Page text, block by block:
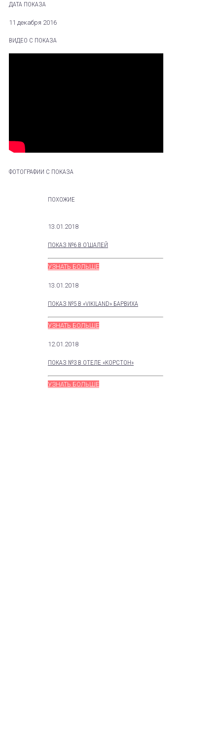
ДАТА ПОКАЗА
11 декабря 2016
ВИДЕО С ПОКАЗА
ФОТОГРАФИИ С ПОКАЗА
ПОХОЖИЕ
13.01.2018
ПОКАЗ №6 В О’ШАЛЕЙ
УЗНАТЬ БОЛЬШЕ
13.01.2018
ПОКАЗ №5 В «VIKILAND» БАРВИХА
УЗНАТЬ БОЛЬШЕ
12.01.2018
ПОКАЗ №3 В ОТЕЛЕ «КОРСТОН»
УЗНАТЬ БОЛЬШЕ